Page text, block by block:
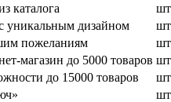
каталога шт
уникальным дизайном шт
пожеланиям шт
магазин до 5000 товаров шт
до 15000 товаров шт
шт